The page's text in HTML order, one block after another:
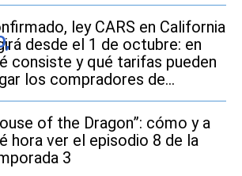
ley CARS en California
desde el 1 de octubre: en
consiste y qué tarifas pueden
los compradores de
usados
of the Dragon”: cómo y a
hora ver el episodio 8 de la
3